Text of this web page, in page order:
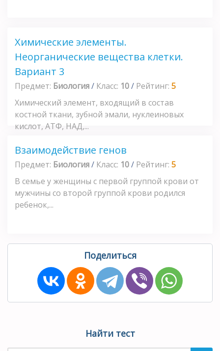
Химические элементы.
Неорганические вещества клетки.
Вариант 3
Предмет: Биология/ Класс: 10/ Рейтинг: 5
Химический элемент, входящий в состав
костной ткани, зубной эмали, нуклеиновых
кислот, АТФ, НАД,...
Взаимодействие генов
Предмет: Биология/ Класс: 10/ Рейтинг: 5
В семье у женщины с первой группой крови от
мужчины со второй группой крови родился
ребенок,...
Поделиться
Найти тест